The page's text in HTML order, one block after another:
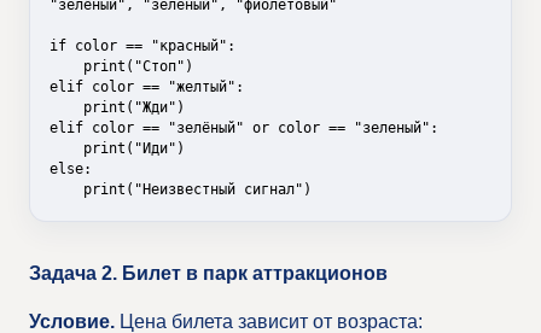
"зелёный", "зеленый", "фиолетовый"
if color == "красный":
elif color == "желтый":
elif color == "зелёный" or color == "зеленый":
else:
    print("Неизвестный сигнал")
Нажми «Показать», чтобы открыть
Задача 2. Билет в парк аттракционов
Условие. Цена билета зависит от возраста: